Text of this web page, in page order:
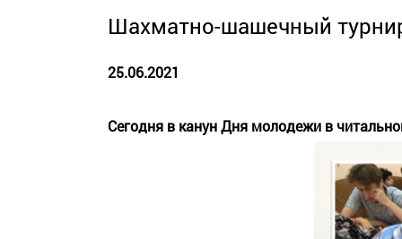
Шахматно-шашечный
25.06.2021
Сегодня в канун Дня молодежи в